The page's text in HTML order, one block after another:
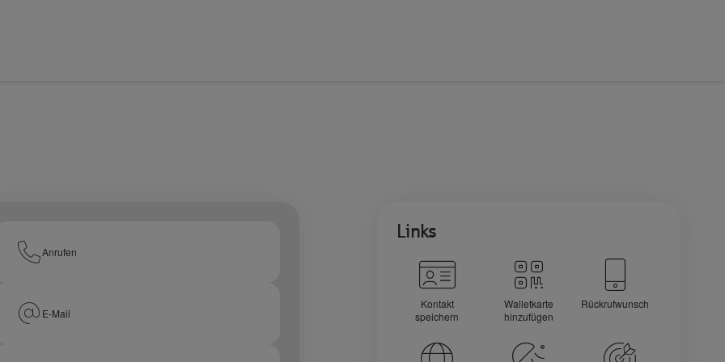
Anrufen
E-Mail
Links
Kontakt
speichern
Walletkarte
hinzufügen
Rückrufwunsch